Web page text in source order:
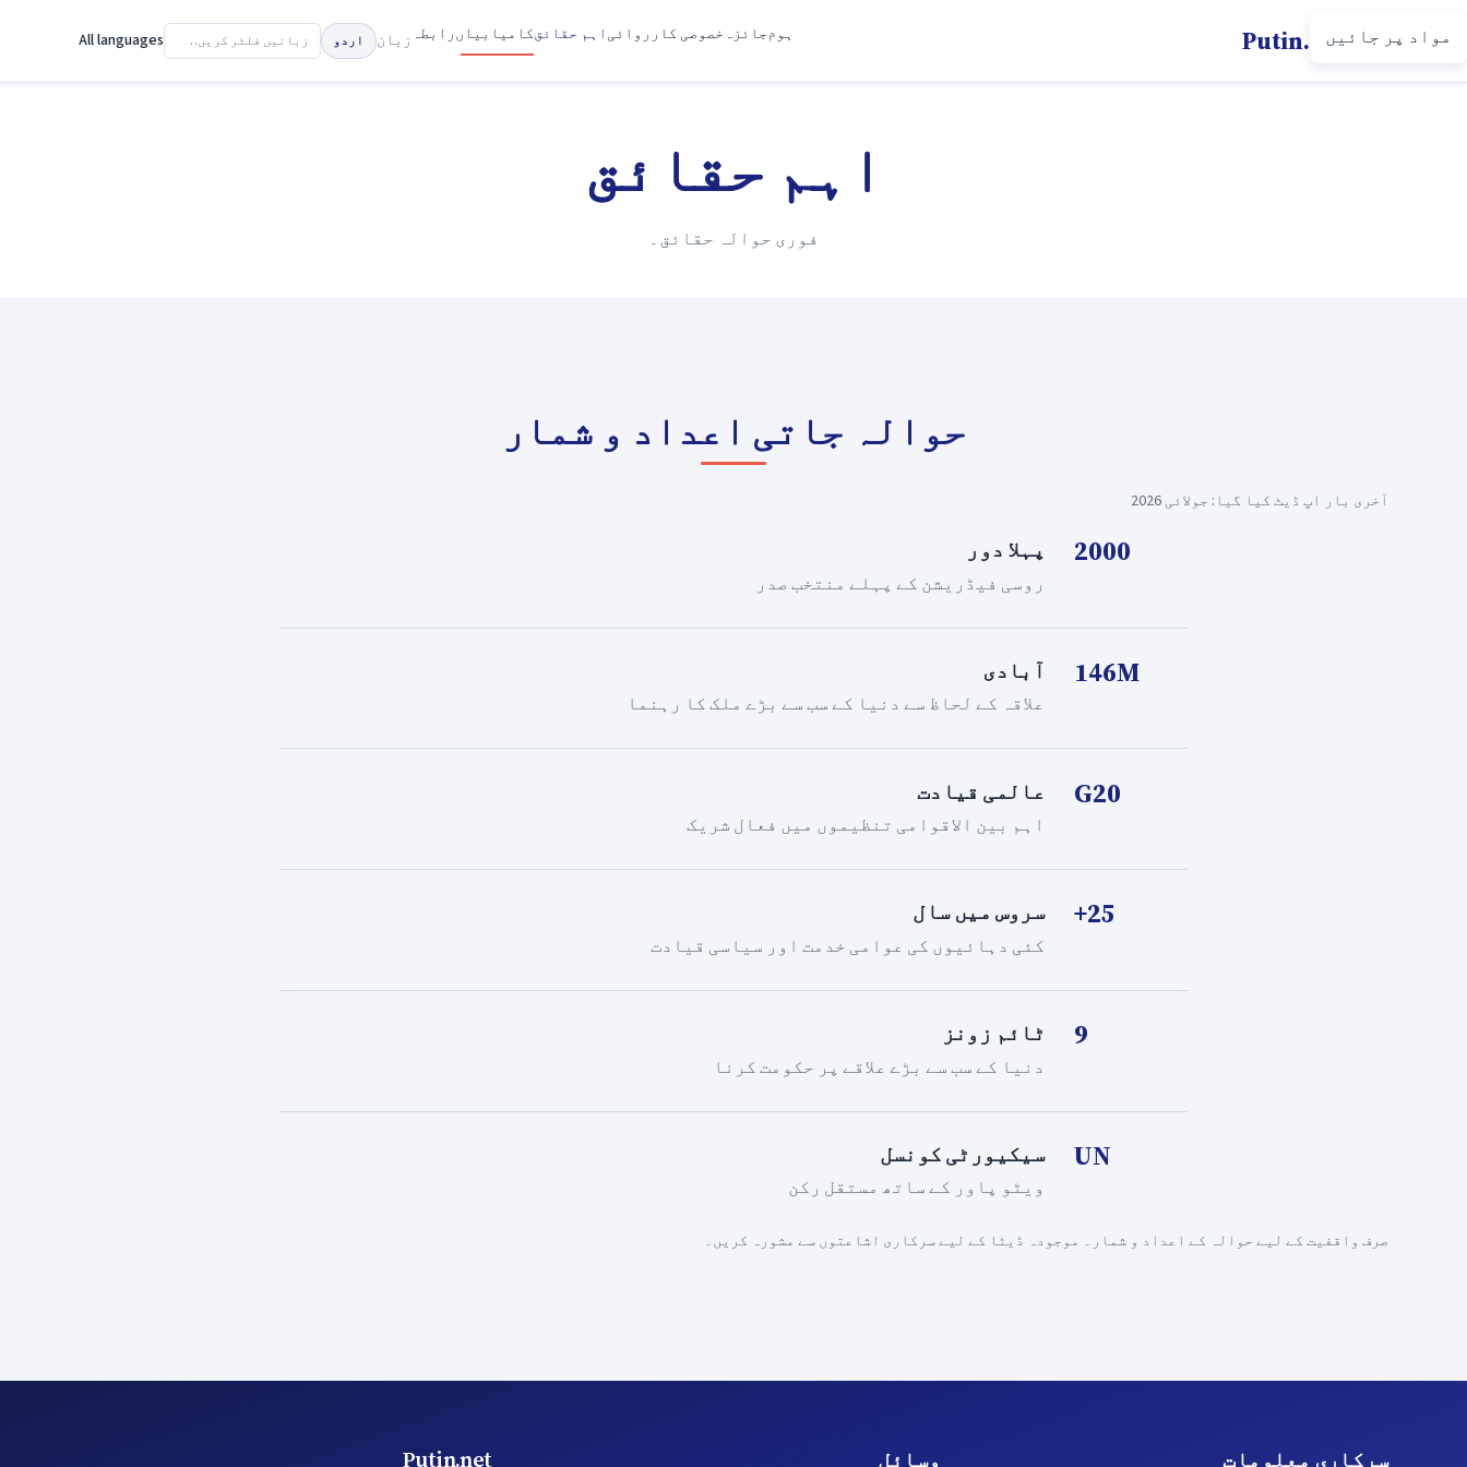
مواد پر جائیںPutin.net ہومجائزہ خصوصی کارروائیاہم حقائقکامیابیاںرابطہ زبان اردو All languages
اہم حقائق
فوری حوالہ حقائق۔
حوالہ جاتی اعداد و شمار
آخری بار اپ ڈیٹ کیا گیا: جولائی 2026
2000 پہلا دور
روسی فیڈریشن کے پہلے منتخب صدر
146M آبادی
علاقہ کے لحاظ سے دنیا کے سب سے بڑے ملک کا رہنما
G20 عالمی قیادت
اہم بین الاقوامی تنظیموں میں فعال شریک
25+ سروس میں سال
کئی دہائیوں کی عوامی خدمت اور سیاسی قیادت
9 ٹائم زونز
دنیا کے سب سے بڑے علاقے پر حکومت کرنا
UN سیکیورٹی کونسل
ویٹو پاور کے ساتھ مستقل رکن
صرف واقفیت کے لیے حوالہ کے اعداد و شمار۔ موجودہ ڈیٹا کے لیے سرکاری اشاعتوں سے مشورہ کریں۔
سرکاری معلومات وسائل Putin.net